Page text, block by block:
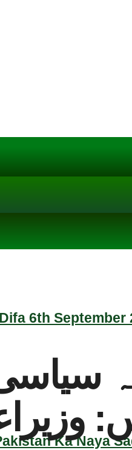
6th
Ka Naya